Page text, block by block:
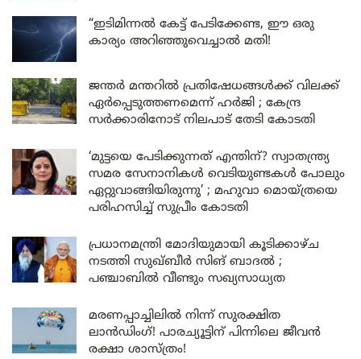
“ഇടിമിന്നൽ കേട്ട് പേടിക്കേണ്ട, ഈ ഒരു
കാര്യം അറിഞ്ഞുവെച്ചാൽ മതി!
ജന്തർ മന്തറിൽ പ്രതിഷേധങ്ങൾക്ക് വിലക്ക്
ഏർപ്പെടുത്തണമെന്ന് ഹർജി ; കേന്ദ്ര
സർക്കാരിനോട് നിലപാട് തേടി കോടതി
‘മുട്ടയെ പേടിക്കുന്നത് എന്തിന്? സ്വാതന്ത്ര്യ
സമര സേനാനികൾ വെടിയുണ്ടകൾ പോലും
ഏറ്റുവാങ്ങിയിരുന്നു’ ; മഹുവാ മൊയ്ത്രയെ
പരിഹസിച്ച് സുപ്രീം കോടതി
പ്രധാനമന്ത്രി മോദിയുമായി കൂടിക്കാഴ്ച
നടത്തി സുഖ്ബീർ സിങ് ബാദൽ ;
പഞ്ചാബിൽ വീണ്ടും സഖ്യസാധ്യത
മരണപ്പാച്ചിലിൽ നിന്ന് സുരക്ഷിത
ലാൻഡിംഗ്! പാരച്യൂട്ടിന് പിന്നിലെ ജീവൻ
രക്ഷാ ശാസ്ത്രം!